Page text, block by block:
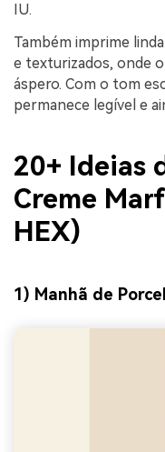
IU.
Também imprime
e texturizados, onde
áspero. Com o tom
permanece legível e
20+ Ideias
Creme
HEX)
1) Manhã de